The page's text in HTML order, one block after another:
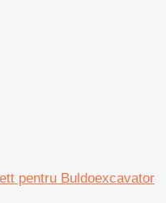
pentru Buldoexcavator